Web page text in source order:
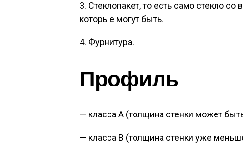
3. Стеклопакет, то есть само стекло
которые могут быть.
4. Фурнитура.
Профиль
— класса А (толщина стенки может
— класса В (толщина стенки уже